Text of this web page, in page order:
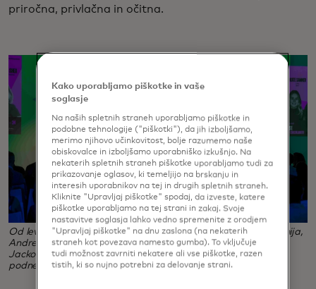
priročna, privlačna in očitna.
Od leve proti desni: Lucy Shea iz Futerre, Kate Sanner iz Benija,
Andrew Savage iz Limea, Sage Lenier iz Futurelinea in Ellen
Jackowski iz Mastercarda na panelu o rešitvah med tednom
podnebja v New Yorku. (Fotografija: Futerra)
Kako uporabljamo piškotke in vaše
soglasje
Na naših spletnih straneh uporabljamo piškotke in
podobne tehnologije ("piškotki"), da jih izboljšamo,
merimo njihovo učinkovitost, bolje razumemo naše
obiskovalce in izboljšamo uporabniško izkušnjo. Na
nekaterih spletnih straneh piškotke uporabljamo tudi za
prikazovanje oglasov, ki temeljijo na brskanju in
interesih uporabnikov na tej in drugih spletnih straneh.
Kliknite "Upravljaj piškotke" spodaj, da izveste, katere
piškotke uporabljamo na tej strani in zakaj. Svoje
nastavitve soglasja lahko vedno spremenite z orodjem
"Upravljaj piškotke" na dnu zaslona (na nekaterih
straneh kot povezava namesto gumba). To vključuje
tudi možnost zavrniti nekatere ali vse piškotke, razen
tistih, ki so nujno potrebni za delovanje strani.